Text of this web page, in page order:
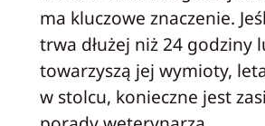
ma kluczowe znaczenie.
trwa dłużej niż 24 godziny
towarzyszą jej wymioty,
w stolcu, konieczne jest